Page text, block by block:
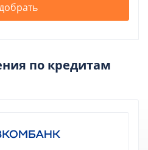
по кредитам